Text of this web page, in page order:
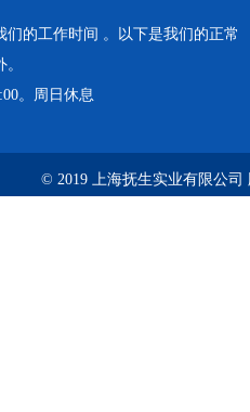
的工作时间 。以下是我们的正常
。周日休息
© 2019 上海抚生实业有限公司